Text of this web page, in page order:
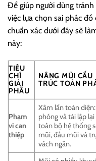
Để giúp người dùng
việc lựa chọn sai phác
chuẩn xác dưới đây sẽ
này:
TIÊU
CHÍ
GIẢI
PHẪU
NÂNG MŨI CẤU
TRÚC TOÀN
Phạm
vi can
thiệp
Xâm lấn toàn
phóng và tái lập lại
toàn bộ hệ thống
mũi, đầu mũi và
vách ngăn.